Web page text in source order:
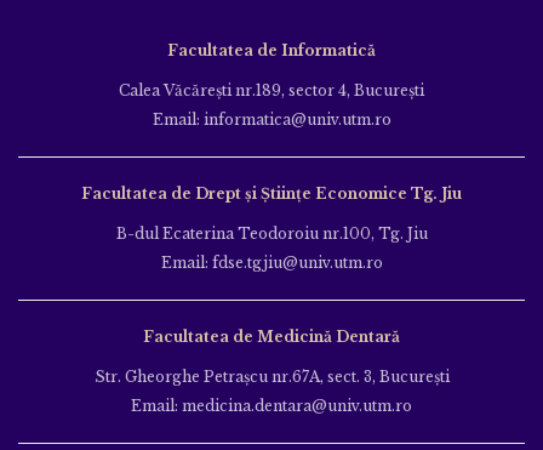
Facultatea de Informatică
Calea Văcăreşti nr.189, sector 4, Bucureşti
Email: informatica@univ.utm.ro
Facultatea de Drept și Științe Economice Tg. Jiu
B-dul Ecaterina Teodoroiu nr.100, Tg. Jiu
Email: fdse.tgjiu@univ.utm.ro
Facultatea de Medicină Dentară
Str. Gheorghe Petraşcu nr.67A, sect. 3, Bucureşti
Email: medicina.dentara@univ.utm.ro